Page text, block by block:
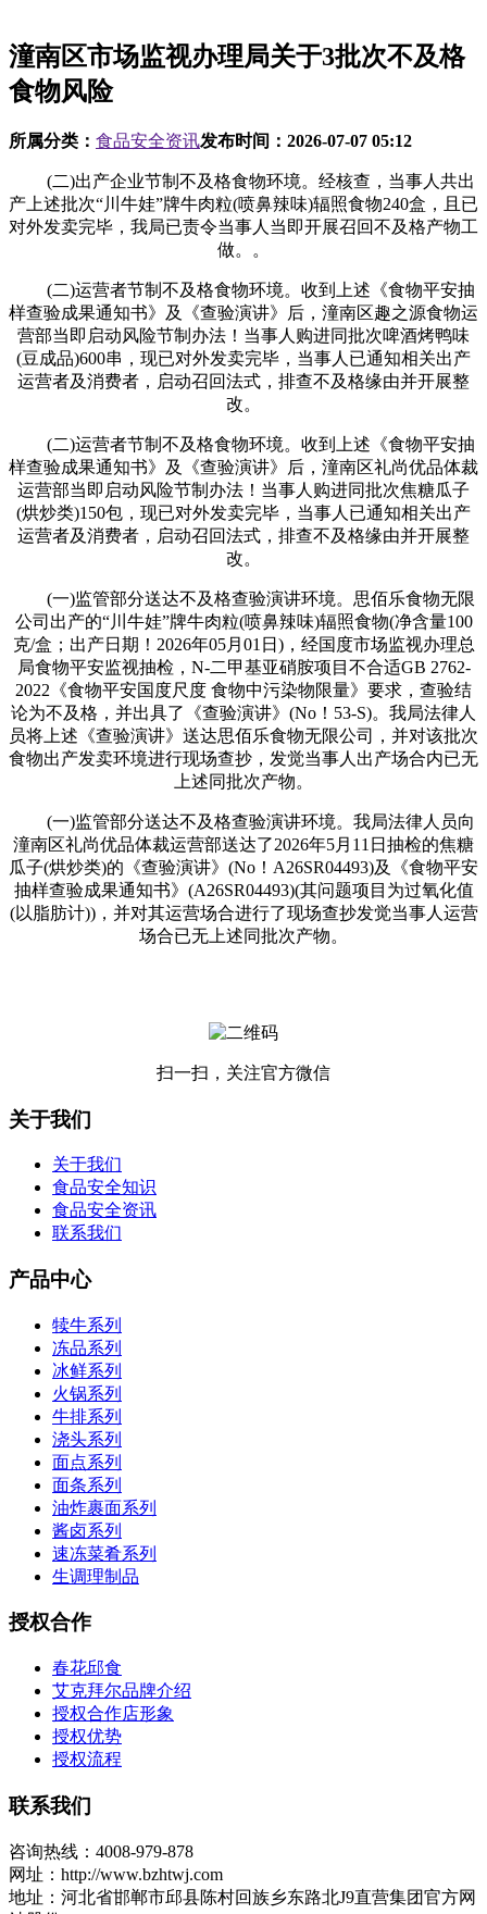
潼南区市场监视办理局关于3批次不及格
食物风险
所属分类： 食品安全资讯发布时间： 2026-07-07 05:12
(二)出产企业节制不及格食物环境。经核查，当事人共出
产上述批次“川牛娃”牌牛肉粒(喷鼻辣味)辐照食物240盒，且已
对外发卖完毕，我局已责令当事人当即开展召回不及格产物工
做。。
(二)运营者节制不及格食物环境。收到上述《食物平安抽
样查验成果通知书》及《查验演讲》后，潼南区趣之源食物运
营部当即启动风险节制办法！当事人购进同批次啤酒烤鸭味
(豆成品)600串，现已对外发卖完毕，当事人已通知相关出产
运营者及消费者，启动召回法式，排查不及格缘由并开展整
改。
(二)运营者节制不及格食物环境。收到上述《食物平安抽
样查验成果通知书》及《查验演讲》后，潼南区礼尚优品体裁
运营部当即启动风险节制办法！当事人购进同批次焦糖瓜子
(烘炒类)150包，现已对外发卖完毕，当事人已通知相关出产
运营者及消费者，启动召回法式，排查不及格缘由并开展整
改。
(一)监管部分送达不及格查验演讲环境。思佰乐食物无限
公司出产的“川牛娃”牌牛肉粒(喷鼻辣味)辐照食物(净含量100
克/盒；出产日期！2026年05月01日)，经国度市场监视办理总
局食物平安监视抽检，N-二甲基亚硝胺项目不合适GB 2762-
2022《食物平安国度尺度 食物中污染物限量》要求，查验结
论为不及格，并出具了《查验演讲》(No！53-S)。我局法律人
员将上述《查验演讲》送达思佰乐食物无限公司，并对该批次
食物出产发卖环境进行现场查抄，发觉当事人出产场合内已无
上述同批次产物。
(一)监管部分送达不及格查验演讲环境。我局法律人员向
潼南区礼尚优品体裁运营部送达了2026年5月11日抽检的焦糖
瓜子(烘炒类)的《查验演讲》(No！A26SR04493)及《食物平安
抽样查验成果通知书》(A26SR04493)(其问题项目为过氧化值
(以脂肪计))，并对其运营场合进行了现场查抄发觉当事人运营
场合已无上述同批次产物。
扫一扫，关注官方微信
关于我们
关于我们
食品安全知识
食品安全资讯
联系我们
产品中心
犊牛系列
冻品系列
冰鲜系列
火锅系列
牛排系列
浇头系列
面点系列
面条系列
油炸裹面系列
酱卤系列
速冻菜肴系列
生调理制品
授权合作
春花邱食
艾克拜尔品牌介绍
授权合作店形象
授权优势
授权流程
联系我们
咨询热线：4008-979-878
网址：http://www.bzhtwj.com
地址：河北省邯郸市邱县陈村回族乡东路北J9直营集团官方网